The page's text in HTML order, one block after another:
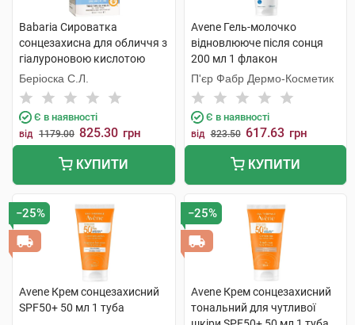
Babaria Сироватка
сонцезахисна для обличчя з
гіалуроновою кислотою
SPF50+ 30 мл 1 флакон
Беріоска С.Л.
Є в наявності
від 1179.00 825.30 грн
КУПИТИ
Avene Гель-молочко
відновлюючe після сонця
200 мл 1 флакон
П'єр Фабр Дермо-Косметик
Є в наявності
від 823.50 617.63 грн
КУПИТИ
−25%
Avene Крем сонцезахисний
SPF50+ 50 мл 1 туба
−25%
Avene Крем сонцезахисний
тональний для чутливої